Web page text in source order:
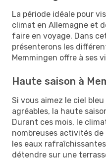
La période idéale pour
climat en Allemagne et
faire en voyage. Dans
présenterons les
Memmingen offre à ses
Haute saison à
Si vous aimez le ciel
agréables, la haute
Durant ces mois, le
nombreuses activités de
les eaux
détendre sur une